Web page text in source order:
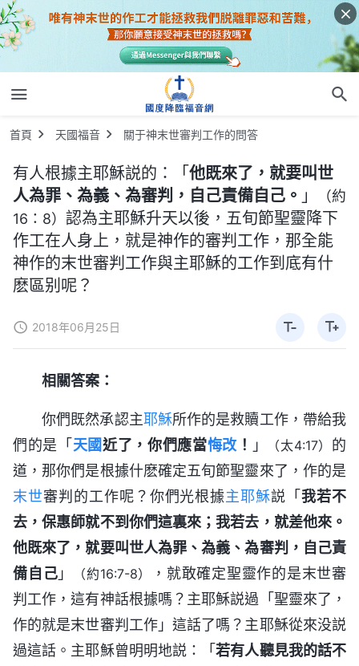
首頁 天國福音 關于神末世審判工作的問答
有人根據主耶穌説的：「 他既來了，就要叫世
人為罪、為義、為審判，自己責備自己。 」
（約
16：8） 認為主耶穌升天以後，五旬節聖靈降下
作工在人身上，就是神作的審判工作，那全能
神作的末世審判工作與主耶穌的工作到底有什
麽區别呢？
2018年06月25日
相關答案：
你們既然承認主耶穌所作的是救贖工作，帶給我
們的是「天國近了，你們應當悔改 ！ 」 （太4:17） 的
道，那你們是根據什麽確定五旬節聖靈來了，作的是
末世審判的工作呢？你們光根據主耶穌説「我若不
去，保惠師就不到你們這裏來；我若去，就差他來。
他既來了，就要叫世人為罪、為義、為審判，自己責
備自己 」 （約16:7-8）
，就敢確定聖靈作的是末世審
判工作，這有神話根據嗎？主耶穌説過「聖靈來了，
作的就是末世審判工作」這話了嗎？主耶穌從來没説
過這話。主耶穌曾明明地説：「若有人聽見我的話不